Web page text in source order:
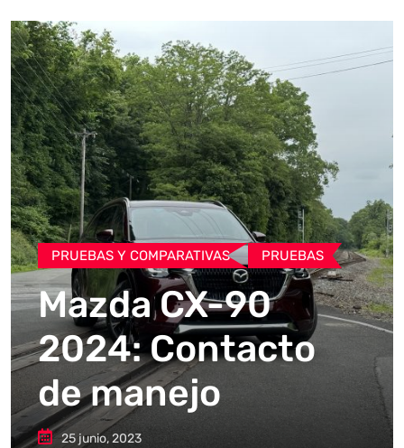
PRUEBAS Y COMPARATIVAS PRUEBAS
Mazda CX-90
2024: Contacto
de manejo
25 junio, 2023